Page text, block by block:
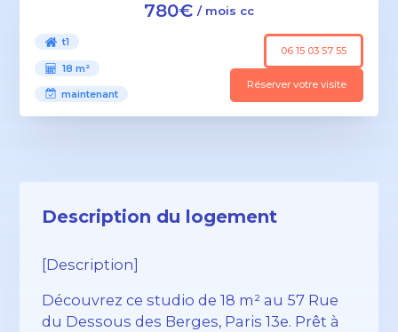
780€ / mois cc
t1
18 m²
maintenant
06 15 03 57 55
Réserver votre visite
Description du logement
[Description]
Découvrez ce studio de 18 m² au 57 Rue
du Dessous des Berges, Paris 13e. Prêt à